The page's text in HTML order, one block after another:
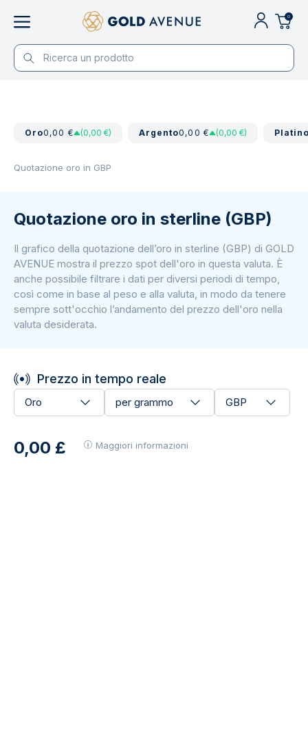
0
Oro0,00 € (0,00 €) Argento0,00 € (0,00 €)
Quotazione oro in GBP
Quotazione oro in sterline (GBP)
Il grafico della quotazione dell’oro in sterline (GBP) di GOLD
AVENUE mostra il prezzo spot dell'oro in questa valuta. È
anche possibile filtrare i dati per diversi periodi di tempo,
così come in base al peso e alla valuta, in modo da tenere
sempre sott'occhio l’andamento del prezzo dell'oro nella
valuta desiderata.
Prezzo in tempo reale
Oro per grammo GBP
0,00 £ Maggiori informazioni